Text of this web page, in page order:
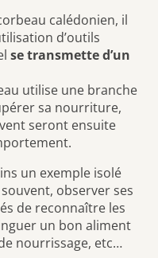
calédonien, il
d’outils
se transmette d’un
une branche
sa nourriture,
ensuite
un exemple isolé
observer ses
de reconnaître les
un bon aliment
nourrissage, etc…